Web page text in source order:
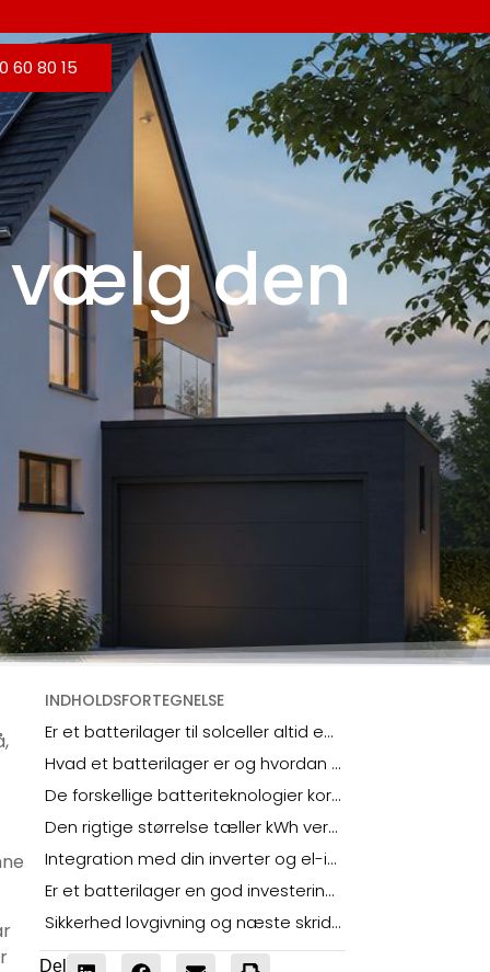
60 80 15
vælg den
INDHOLDSFORTEGNELSE
Er et batterilager til solceller altid en god forretning
Hvad et batterilager er og hvordan det virker i praksis
De forskellige batteriteknologier kort fortalt
Den rigtige størrelse tæller kWh versus kW
Integration med din inverter og el-installation
Er et batterilager en god investering for dig
Sikkerhed lovgivning og næste skridt med Fortify Electric
Del